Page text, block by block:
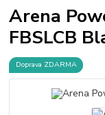
Arena
FBSLCB
Doprava ZDARMA